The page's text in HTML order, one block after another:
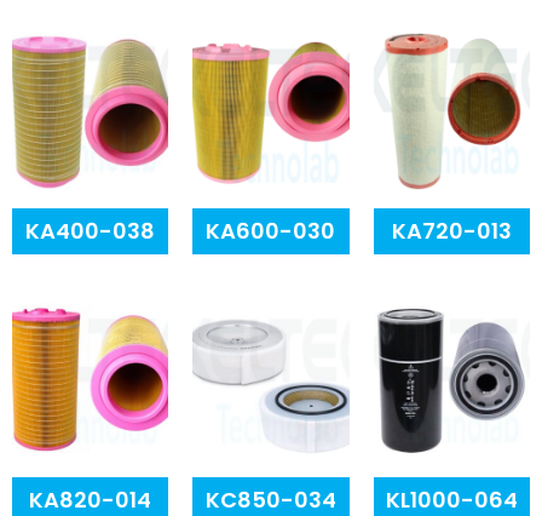
KA400-038 KA600-030 KA720-013
KA820-014 KC850-034 KL1000-064